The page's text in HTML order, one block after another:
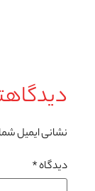
نشانی ایمیل
دیدگاه*